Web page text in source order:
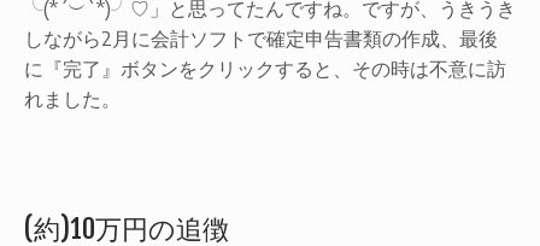
╰(*´︶`*)╯♡」と思ってたんですね。ですが、うきうき
しながら2月に会計ソフトで確定申告書類の作成、最後
に『完了』ボタンをクリックすると、その時は不意に訪
れました。
(約)10万円の追徴